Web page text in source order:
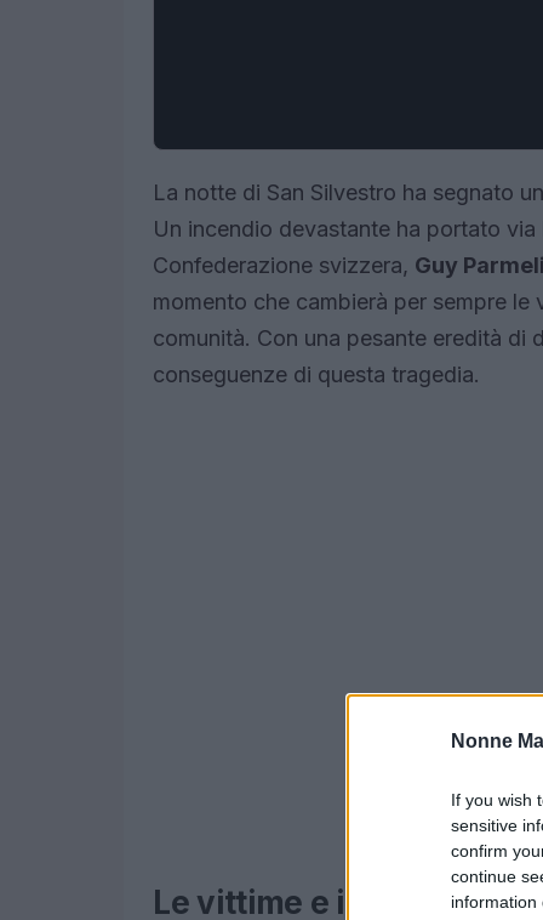
Nonne
If you wish
sensitive
confirm
continue
information
La notte di San Silvestro ha segnato
Un incendio devastante ha portato
Confederazione svizzera, Guy
momento che cambierà per sempre le
comunità. Con una pesante eredità di
conseguenze di questa tragedia.
Le vittime e il rientro